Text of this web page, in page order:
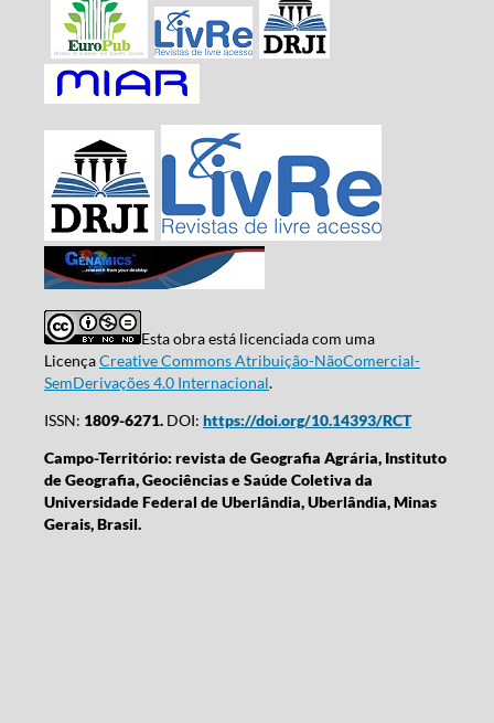
Esta obra está licenciada com uma
LicençaCreative Commons Atribuição-NãoComercial-
SemDerivações 4.0 Internacional.
ISSN: 1809-6271.DOI: https://doi.org/10.14393/RCT
Campo-Território: revista de Geografia Agrária, Instituto
de Geografia, Geociências e Saúde Coletiva da
Universidade Federal de Uberlândia, Uberlândia, Minas
Gerais, Brasil.